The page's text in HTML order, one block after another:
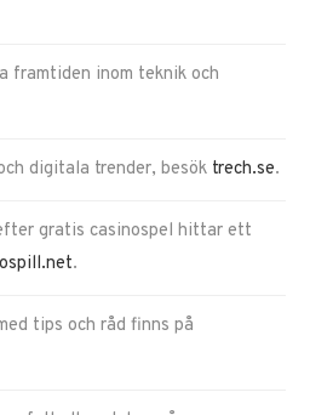
framtiden inom teknik och
digitala trender, besök trech.se.
gratis casinospel hittar ett
.
tips och råd finns på